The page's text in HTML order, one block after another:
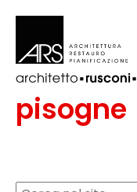
pisogne